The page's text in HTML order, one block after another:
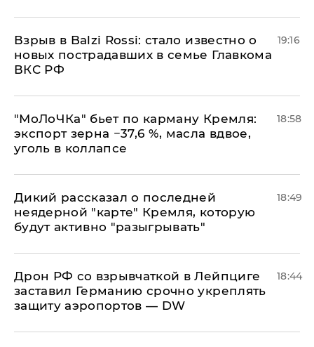
Взрыв в Balzi Rossi: стало известно о
новых пострадавших в семье Главкома
ВКС РФ
19:16
​"МоЛоЧКа" бьет по карману Кремля:
экспорт зерна −37,6 %, масла вдвое,
уголь в коллапсе
18:58
Дикий рассказал о последней
неядерной "карте" Кремля, которую
будут активно "разыгрывать"
18:49
​Дрон РФ со взрывчаткой в Лейпциге
заставил Германию срочно укреплять
защиту аэропортов — DW
18:44